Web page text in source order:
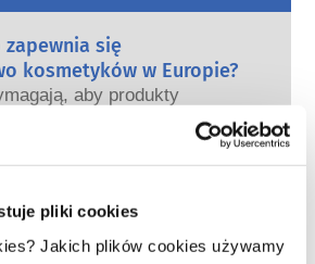
pliki cookies
Jakich plików cookies używamy
się
kosmetyków w Europie?
aby produkty
osobistej sprzedawane
były bezpieczne. Firmy
organy regulacyjne
produktów kosmetycznych.
o substancjach
gospodarkę hormonalną